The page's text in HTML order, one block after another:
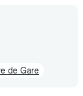
de Gare